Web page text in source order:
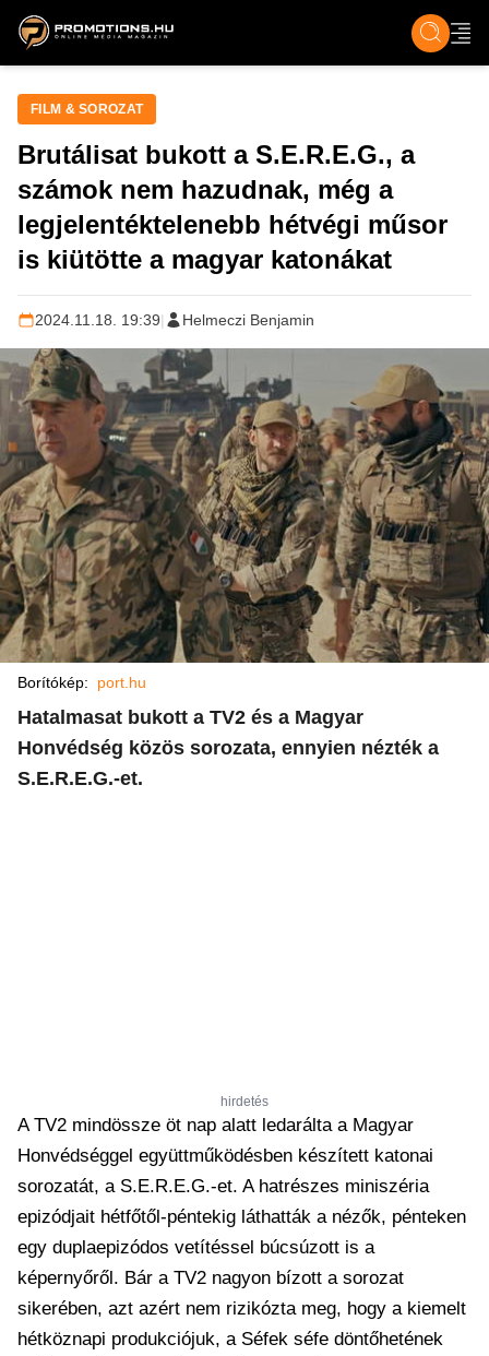
ZENE, FILM & KULT ÉLET TECH &
FILM & SOROZAT
Brutálisat bukott a S.E.R.E.G., a
számok nem hazudnak, még a
legjelentéktelenebb hétvégi műsor
is kiütötte a magyar katonákat
2024.11.18. 19:39| Helmeczi Benjamin
Borítókép: port.hu
Hatalmasat bukott a TV2 és a Magyar
Honvédség közös sorozata, ennyien nézték a
S.E.R.E.G.-et.
hirdetés
A TV2 mindössze öt nap alatt ledarálta a Magyar
Honvédséggel együttműködésben készített katonai
sorozatát, a S.E.R.E.G.-et. A hatrészes miniszéria
epizódjait hétfőtől-péntekig láthatták a nézők, pénteken
egy duplaepizódos vetítéssel búcsúzott is a
képernyőről. Bár a TV2 nagyon bízott a sorozat
sikerében, azt azért nem rizikózta meg, hogy a kiemelt
hétköznapi produkciójuk, a Séfek séfe döntőhetének